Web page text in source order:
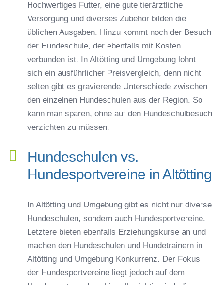
Hochwertiges Futter, eine gute tierärztliche
Versorgung und diverses Zubehör bilden die
üblichen Ausgaben. Hinzu kommt noch der Besuch
der Hundeschule, der ebenfalls mit Kosten
verbunden ist. In Altötting und Umgebung lohnt
sich ein ausführlicher Preisvergleich, denn nicht
selten gibt es gravierende Unterschiede zwischen
den einzelnen Hundeschulen aus der Region. So
kann man sparen, ohne auf den Hundeschulbesuch
verzichten zu müssen.
Hundeschulen vs.
Hundesportvereine in Altötting
In Altötting und Umgebung gibt es nicht nur diverse
Hundeschulen, sondern auch Hundesportvereine.
Letztere bieten ebenfalls Erziehungskurse an und
machen den Hundeschulen und Hundetrainern in
Altötting und Umgebung Konkurrenz. Der Fokus
der Hundesportvereine liegt jedoch auf dem